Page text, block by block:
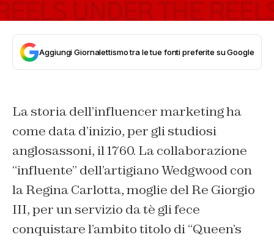
Aggiungi Giornalettismo tra le tue fonti preferite su Google
La storia dell’influencer marketing ha
come data d’inizio, per gli studiosi
anglosassoni, il 1760. La collaborazione
“influente” dell’artigiano Wedgwood con
la Regina Carlotta, moglie del Re Giorgio
III, per un servizio da tè gli fece
conquistare l’ambito titolo di “Queen’s